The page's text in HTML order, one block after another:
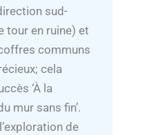
sud-
tour en ruine) et
communs
cela
‘À la
mur sans fin’.
de